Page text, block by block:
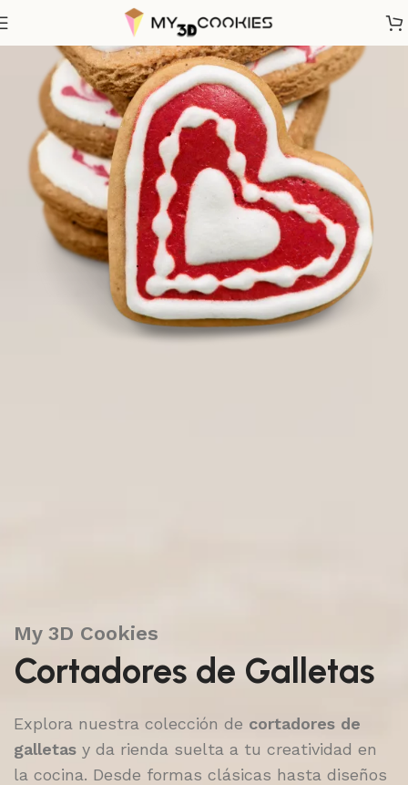
My 3D Cookies
Cortadores de Galletas
Explora nuestra colección de cortadores de
galletas y da rienda suelta a tu creatividad en
la cocina. Desde formas clásicas hasta diseños